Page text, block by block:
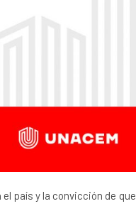
país y la convicción de que